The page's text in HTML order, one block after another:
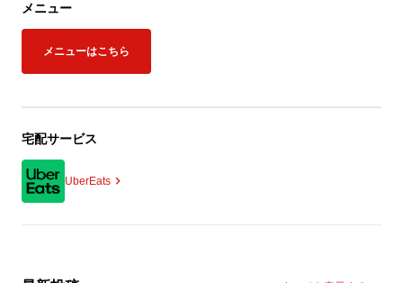
メニュー
メニューはこちら
宅配サービス
UberEats